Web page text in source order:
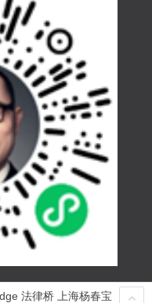
法律桥 上海杨春宝